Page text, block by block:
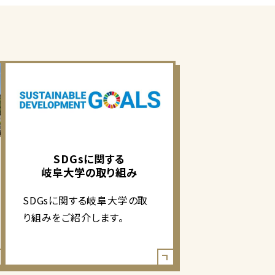
SDGsに関する
岐阜大学の取り組み
SDGsに関する岐阜大学の取
り組みをご紹介します。